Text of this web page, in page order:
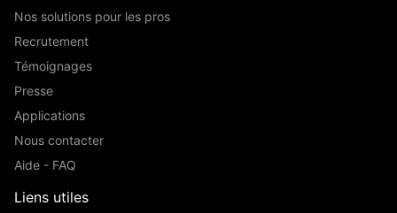
Nos solutions pour les pros
Recrutement
Témoignages
Presse
Applications
Nous contacter
Aide - FAQ
Liens utiles